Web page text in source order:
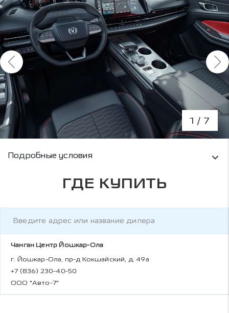
1 / 7
Условия кредитования и информация о
Подробные условия
ГДЕ КУПИТЬ
Чанган Центр Йошкар-Ола
г. Йошкар-Ола, пр-д Кокшайский, д. 49а
+7 (836) 230-40-50
ООО "Авто-7"